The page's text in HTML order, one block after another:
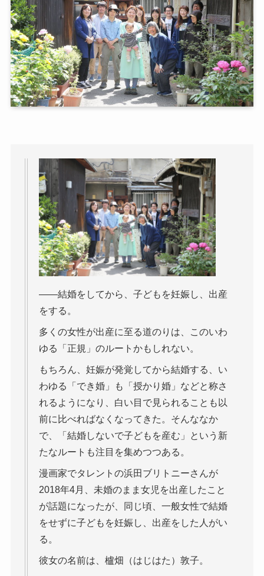
――結婚をしてから、子どもを妊娠し、出産
をする。
多くの女性が出産に至る道のりは、このいわ
ゆる「正規」のルートかもしれない。
もちろん、妊娠が発覚してから結婚する、い
わゆる「でき婚」も「授かり婚」などと称さ
れるようになり、白い目で見られることも以
前に比べればなくなってきた。そんななか
で、「結婚しないで子どもを産む」という新
たなルートも注目を集めつつある。
漫画家でタレントの浜田ブリトニーさんが
2018年4月、未婚のまま女児を出産したこと
が話題になったが、同じ頃、一般女性で結婚
をせずに子どもを妊娠し、出産をした人がい
る。
彼女の名前は、櫨畑（はじはた）敦子。